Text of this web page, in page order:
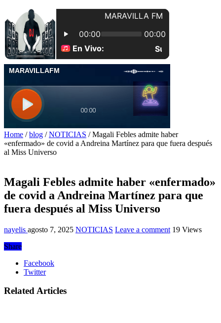
Home / blog / NOTICIAS / Magali Febles admite haber
«enfermado» de covid a Andreina Martínez para que fuera después
al Miss Universo
Magali Febles admite haber «enfermado»
de covid a Andreina Martínez para que
fuera después al Miss Universo
nayelis agosto 7, 2025 NOTICIAS Leave a comment 19 Views
Share
Facebook
Twitter
Related Articles